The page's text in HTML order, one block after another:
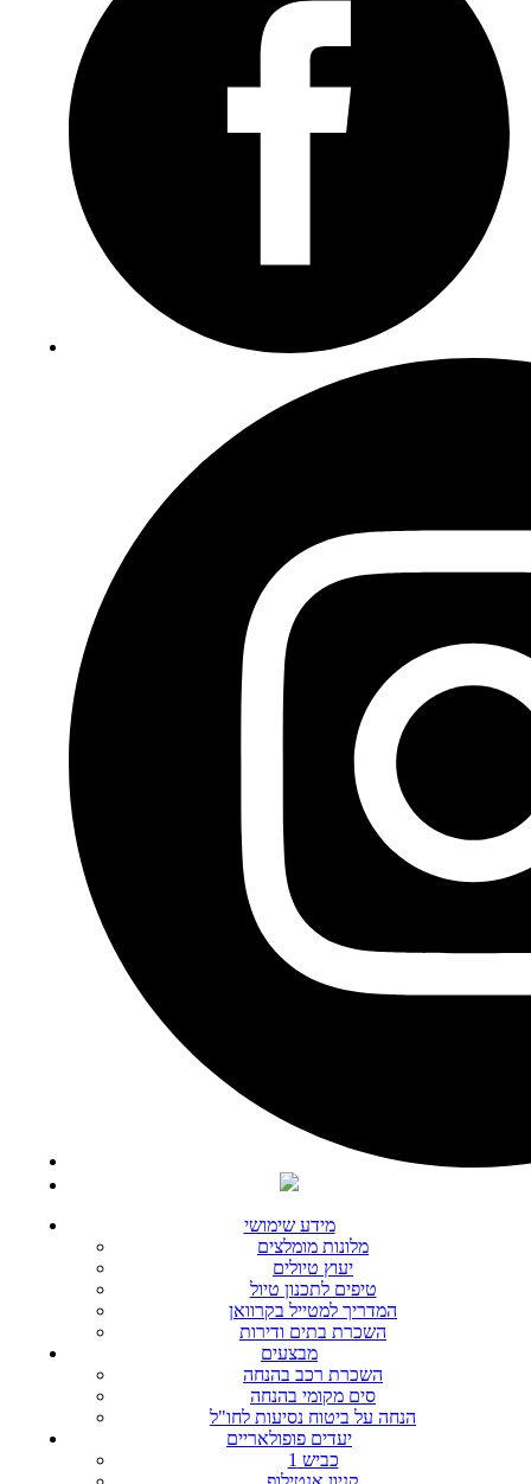
מידע שימושי
מלונות מומלצים
יעוץ טיולים
טיפים לתכנון טיול
המדריך למטייל בקרוואן
השכרת בתים ודירות
מבצעים
השכרת רכב בהנחה
סים מקומי בהנחה
הנחה על ביטוח נסיעות לחו"ל
יעדים פופולאריים
כביש 1